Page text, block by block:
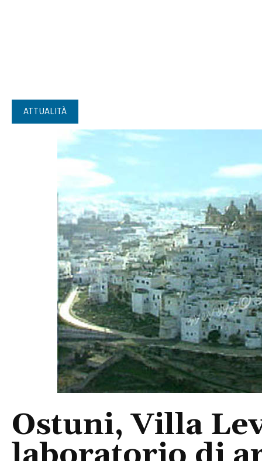
ATTUALITÀ
Ostuni, Villa